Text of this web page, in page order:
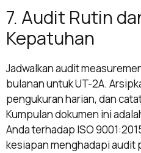
7. Audit Rutin
Kepatuhan
Jadwalkan audit
bulanan untuk UT-2A.
pengukuran harian, dan
Kumpulan dokumen ini
Anda terhadap ISO
kesiapan menghadapi audit